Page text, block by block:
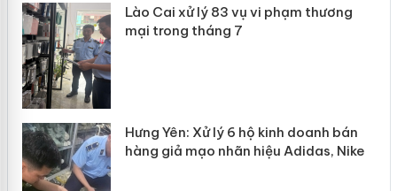
Lào Cai xử lý 83 vụ vi phạm thương
mại trong tháng 7
Hưng Yên: Xử lý 6 hộ kinh doanh bán
hàng giả mạo nhãn hiệu Adidas, Nike